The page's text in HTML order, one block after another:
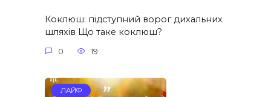
Коклюш: підступний ворог дихальних
шляхів Що таке коклюш?
0 19
ЛАЙФ